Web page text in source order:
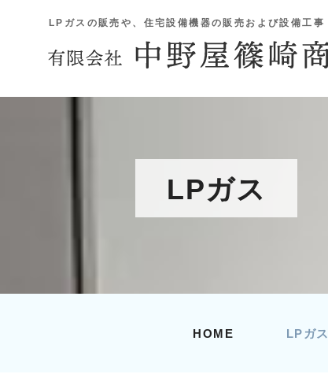
LPガスの販売や、住宅設備機器の販売および設備工事
LPガス
HOME LPガス